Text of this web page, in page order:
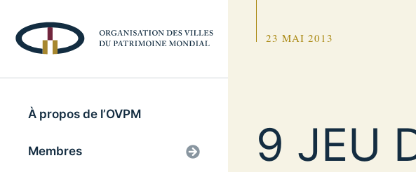
À propos de l’OVPM
Membres
23 MAI 2013
9 JEU